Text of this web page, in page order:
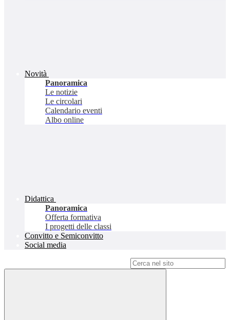
Novità
Panoramica
Le notizie
Le circolari
Calendario eventi
Albo online
Didattica
Panoramica
Offerta formativa
I progetti delle classi
Convitto e Semiconvitto
Social media